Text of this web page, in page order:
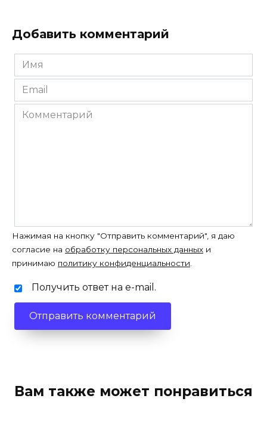
Добавить комментарий
Имя
*
Email
*
Комментарий
Нажимая на кнопку "Отправить комментарий", я даю
согласие на обработку персональных данных и
принимаю политику конфиденциальности.
Получить ответ на e-mail.
Вам также может понравиться